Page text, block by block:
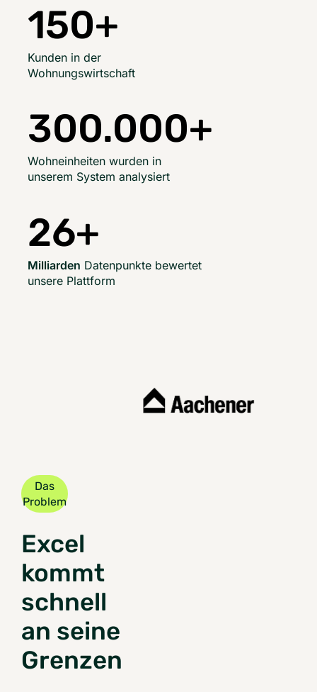
150+
Kunden in der
Wohnungswirtschaft
300.000+
Wohneinheiten wurden in
unserem System analysiert
26+
Milliarden Datenpunkte bewertet
unsere Plattform
Das
Problem
Excel
kommt
schnell
an seine
Grenzen